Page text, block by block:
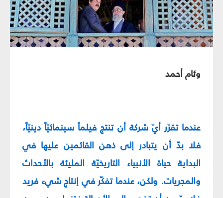
وئام أحمد
عندما تقرّر أيّ شركة أن تنتج فيلماً سينمائيّاً دينيّاً،
فلا بدّ أن يتبادر إلى ذهن القائمين عليها في
البداية حياة الأنبياء التاريخيّة المليئة بالأحداث
والمجريات. ولكن، عندما تفكّر في إنتاج شيء فريد